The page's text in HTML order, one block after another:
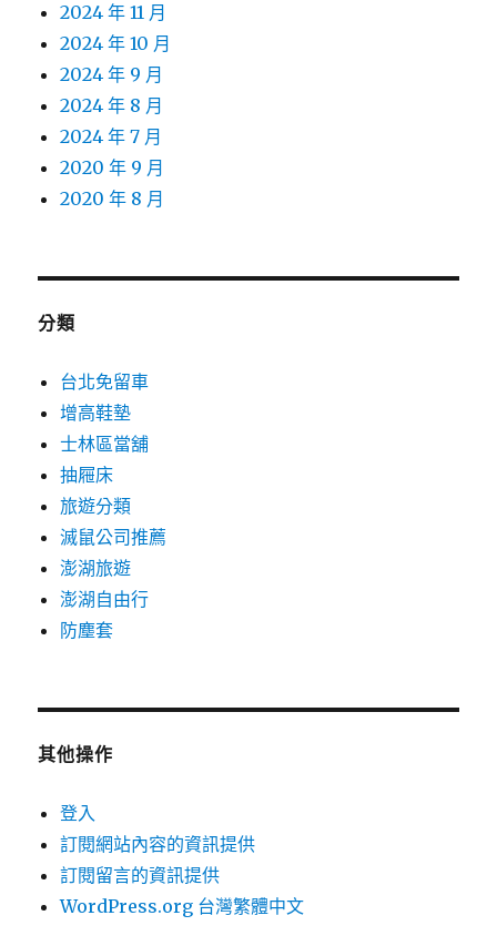
2024 年 11 月
2024 年 10 月
2024 年 9 月
2024 年 8 月
2024 年 7 月
2020 年 9 月
2020 年 8 月
分類
台北免留車
增高鞋墊
士林區當舖
抽屜床
旅遊分類
滅鼠公司推薦
澎湖旅遊
澎湖自由行
防塵套
其他操作
登入
訂閱網站內容的資訊提供
訂閱留言的資訊提供
WordPress.org 台灣繁體中文